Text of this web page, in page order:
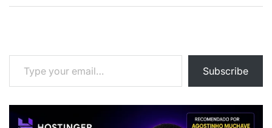
Type your email…
Subscribe